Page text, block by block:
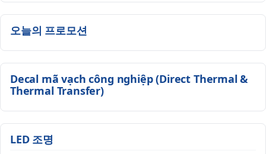
오늘의 프로모션
Decal mã vạch công nghiệp (Direct Thermal &
Thermal Transfer)
LED 조명